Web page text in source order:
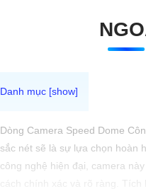
Dòng Camera Speed Dome
sắc nét sẽ là sự lựa chọn hoàn
công nghệ hiện đại, camera